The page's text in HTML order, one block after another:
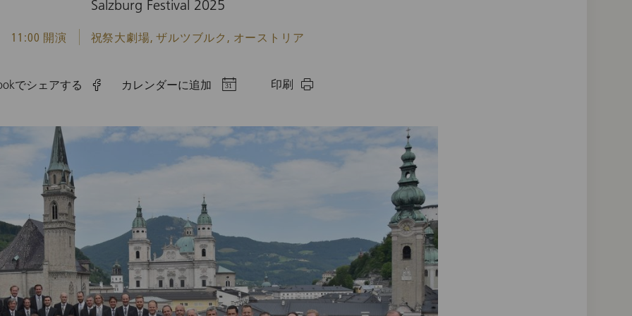
Salzburg Festival 2025
11:00 開演 祝祭大劇場, ザルツブルク, オーストリア
でシェアする カレンダーに追加 印刷